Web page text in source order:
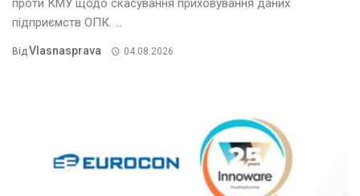
проти КМУ щодо скасування приховування даних
підприємств ОПК. ...
ВідVlasnasprava 04.08.2026